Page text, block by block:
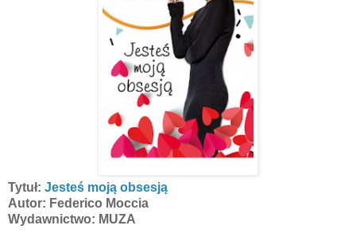
Tytuł: Jesteś moją obsesją
Autor: Federico Moccia
Wydawnictwo: MUZA